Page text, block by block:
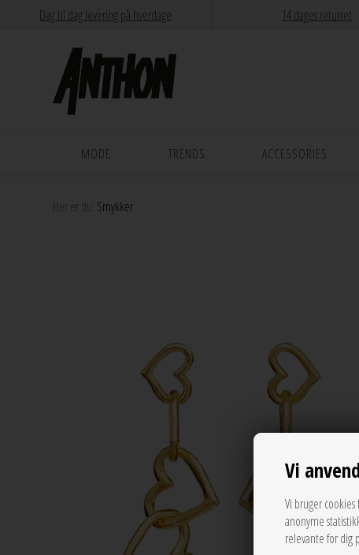
Vi
Vi bruger
anonyme
relevante for dig
Dag til dag levering på hverdage 14 dages returret
MODE TRENDS ACCESSORIES
Her er du: Smykker